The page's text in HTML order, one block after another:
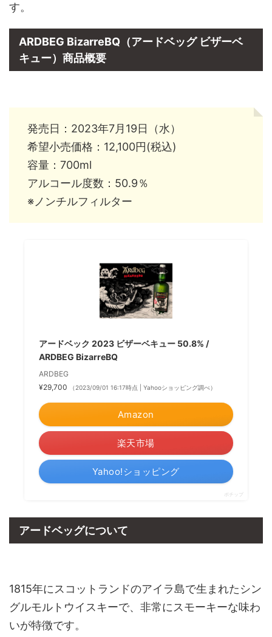
す。
ARDBEG BizarreBQ（アードベッグ ビザーベ
キュー）商品概要
発売日：2023年7月19日（水）
希望小売価格：12,100円(税込)
容量：700ml
アルコール度数：50.9％
※ノンチルフィルター
アードベック 2023 ビザーベキュー 50.8% /
ARDBEG BizarreBQ
ARDBEG
¥29,700
（2023/09/01 16:17時点 | Yahooショッピング調べ）
Amazon
楽天市場
Yahoo!ショッピング
ポチップ
アードベッグについて
1815年にスコットランドのアイラ島で生まれたシン
グルモルトウイスキーで、非常にスモーキーな味わ
いが特徴です。